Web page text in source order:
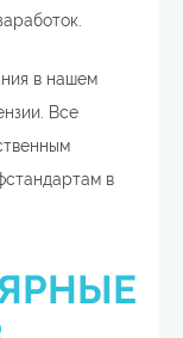
в нашем
Все
в